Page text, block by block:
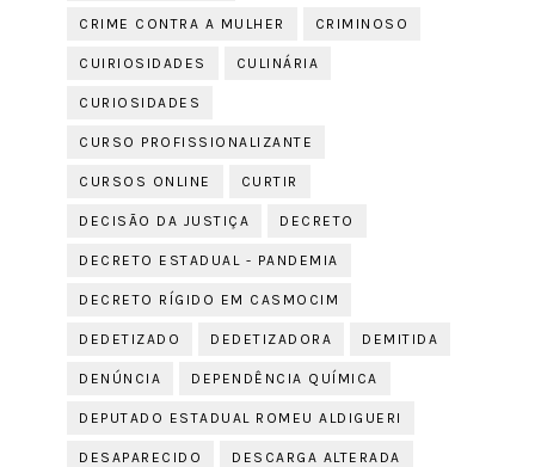
CRIME CONTRA A MULHER CRIMINOSO
CUIRIOSIDADES CULINÁRIA
CURIOSIDADES
CURSO PROFISSIONALIZANTE
CURSOS ONLINE CURTIR
DECISÃO DA JUSTIÇA DECRETO
DECRETO ESTADUAL - PANDEMIA
DECRETO RÍGIDO EM CASMOCIM
DEDETIZADO DEDETIZADORA DEMITIDA
DENÚNCIA DEPENDÊNCIA QUÍMICA
DEPUTADO ESTADUAL ROMEU ALDIGUERI
DESAPARECIDO DESCARGA ALTERADA